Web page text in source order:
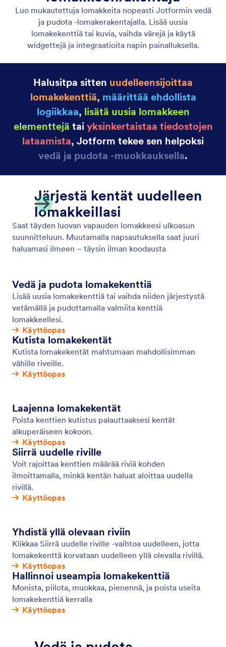
Vedä ja pudota
Luo mukautettuja lomakkeita nopeasti Jotformin
widgettejä ja integraatioita napin painalluksella.
Lomakepohjat
Valitse 20,000 valmiista lomakepohjasta ja tee
pohjasta omasi ilman koodausta Jotformin vedä ja
Automaattiset vastaussähköpostit
Luo automaattisia sähköposteja ja ilmoituksia
Jotformin avulla! Kun joku täyttää onlinelomakkeesi,
hän saa automaattisesti sähköpostiviestin – loistava
tapa lähettää ilmoituksia, tiedostoja ja muuta. Määritä
automaattiset vastaussähköpostit muutamassa